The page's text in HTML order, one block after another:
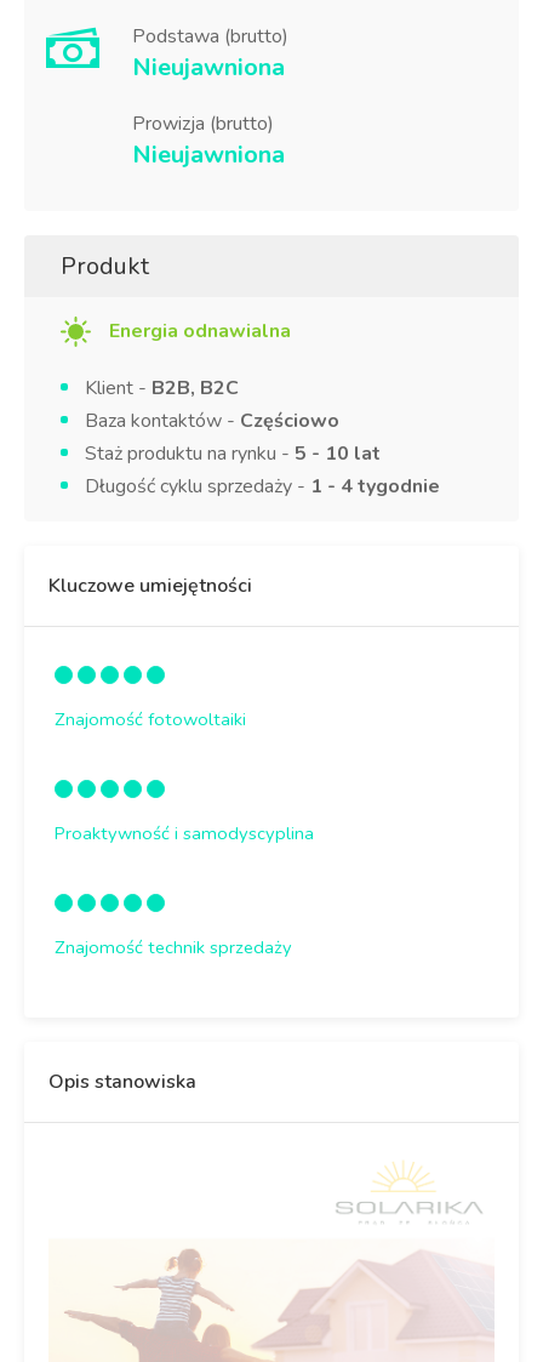
Podstawa (brutto)
Nieujawniona
Prowizja (brutto)
Nieujawniona
Produkt
Energia odnawialna
Klient - B2B, B2C
Baza kontaktów - Częściowo
Staż produktu na rynku - 5 - 10 lat
Długość cyklu sprzedaży - 1 - 4 tygodnie
Kluczowe umiejętności
Znajomość fotowoltaiki
Proaktywność i samodyscyplina
Znajomość technik sprzedaży
Opis stanowiska